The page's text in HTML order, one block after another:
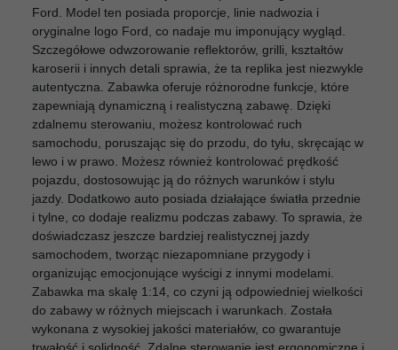
Ford. Model ten posiada proporcje, linie nadwozia i
oryginalne logo Ford, co nadaje mu imponujący wygląd.
Szczegółowe odwzorowanie reflektorów, grilli, kształtów
karoserii i innych detali sprawia, że ta replika jest niezwykle
autentyczna. Zabawka oferuje różnorodne funkcje, które
zapewniają dynamiczną i realistyczną zabawę. Dzięki
zdalnemu sterowaniu, możesz kontrolować ruch
samochodu, poruszając się do przodu, do tyłu, skręcając w
lewo i w prawo. Możesz również kontrolować prędkość
pojazdu, dostosowując ją do różnych warunków i stylu
jazdy. Dodatkowo auto posiada działające światła przednie
i tylne, co dodaje realizmu podczas zabawy. To sprawia, że
doświadczasz jeszcze bardziej realistycznej jazdy
samochodem, tworząc niezapomniane przygody i
organizując emocjonujące wyścigi z innymi modelami.
Zabawka ma skalę 1:14, co czyni ją odpowiedniej wielkości
do zabawy w różnych miejscach i warunkach. Została
wykonana z wysokiej jakości materiałów, co gwarantuje